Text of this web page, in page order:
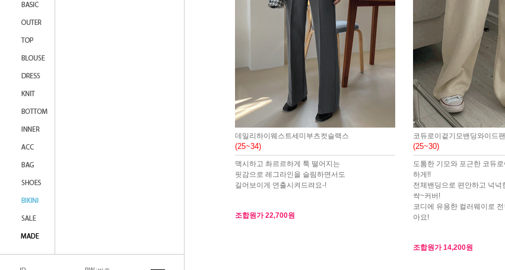
데일리하이웨스트세미부츠컷슬랙스
(25~34)
맥시하고 촤르르하게 툭 떨어지는
핏감으로 레그라인을 슬림하면서도
길어보이게 연출시켜드려요-!
조합원가22,700원
코듀로이겉기모밴딩와이드
(25~30)
도톰한 기모와 포근한 코듀
하게!!
전체밴딩으로 편안하고 넉넉
싹~커버!
코디에 유용한 컬러웨이로
아요!
조합원가14,200원